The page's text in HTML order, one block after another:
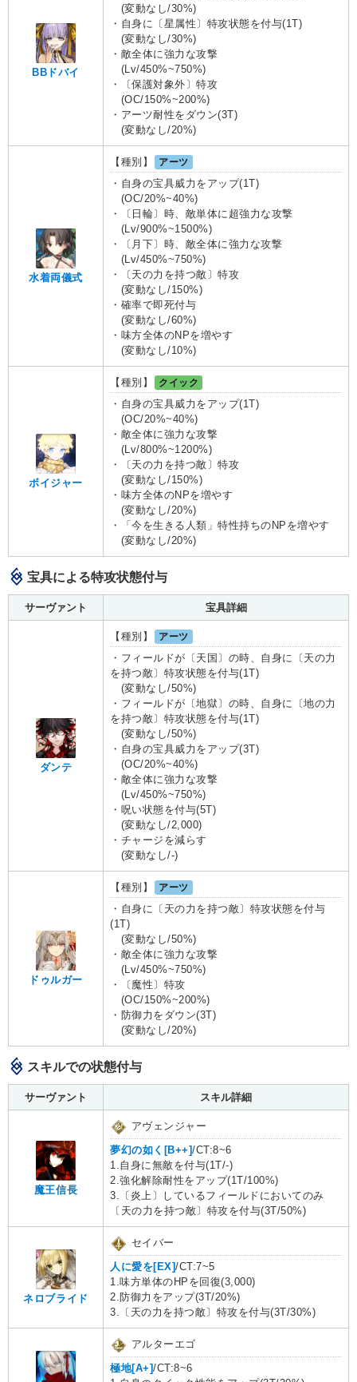
BBドバイ
(変動なし/30%)
・自身に〔星属性〕特攻状態を付与(1T)
(変動なし/30%)
・敵全体に強力な攻撃
(Lv/450%~750%)
・〔保護対象外〕特攻
(OC/150%~200%)
・アーツ耐性をダウン(3T)
(変動なし/20%)
水着両儀式
【種別】
アーツ
・自身の宝具威力をアップ(1T)
(OC/20%~40%)
・〔日輪〕時、敵単体に超強力な攻撃
(Lv/900%~1500%)
・〔月下〕時、敵全体に強力な攻撃
(Lv/450%~750%)
・〔天の力を持つ敵〕特攻
(変動なし/150%)
・確率で即死付与
(変動なし/60%)
・味方全体のNPを増やす
(変動なし/10%)
ボイジャー
【種別】
クイック
・自身の宝具威力をアップ(1T)
(OC/20%~40%)
・敵全体に強力な攻撃
(Lv/800%~1200%)
・〔天の力を持つ敵〕特攻
(変動なし/150%)
・味方全体のNPを増やす
(変動なし/20%)
・「今を生きる人類」特性持ちのNPを増やす
(変動なし/20%)
宝具による特攻状態付与
サーヴァント 宝具詳細
ダンテ
【種別】
アーツ
・フィールドが〔天国〕の時、自身に〔天の力
を持つ敵〕特攻状態を付与(1T)
(変動なし/50%)
・フィールドが〔地獄〕の時、自身に〔地の力
を持つ敵〕特攻状態を付与(1T)
(変動なし/50%)
・自身の宝具威力をアップ(3T)
(OC/20%~40%)
・敵全体に強力な攻撃
(Lv/450%~750%)
・呪い状態を付与(5T)
(変動なし/2,000)
・チャージを減らす
(変動なし/-)
ドゥルガー
【種別】
アーツ
・自身に〔天の力を持つ敵〕特攻状態を付与
(1T)
(変動なし/50%)
・敵全体に強力な攻撃
(Lv/450%~750%)
・〔魔性〕特攻
(OC/150%~200%)
・防御力をダウン(3T)
(変動なし/20%)
スキルでの状態付与
サーヴァント スキル詳細
魔王信長
アヴェンジャー
夢幻の如く[B++]/CT:8~6
1.自身に無敵を付与(1T/-)
2.強化解除耐性をアップ(1T/100%)
3.〔炎上〕しているフィールドにおいてのみ
〔天の力を持つ敵〕特攻を付与(3T/50%)
ネロブライド
セイバー
人に愛を[EX]/CT:7~5
1.味方単体のHPを回復(3,000)
2.防御力をアップ(3T/20%)
3.〔天の力を持つ敵〕特攻を付与(3T/30%)
アルターエゴ
極地[A+]/CT:8~6